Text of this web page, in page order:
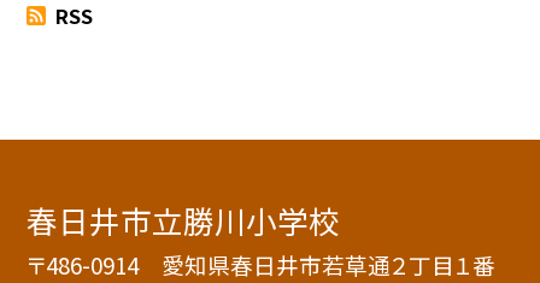
RSS
春日井市立勝川小学校
〒486-0914 愛知県春日井市若草通２丁目１番